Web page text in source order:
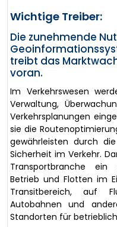
Wichtige Treiber:
Die zunehmende
treibt das
voran.
Im Verkehrswesen
Verwaltung,
Verkehrsplanungen
sie die
gewährleisten durch
Sicherheit im Verkehr.
Transportbranche
Betrieb und Flotten im
Transitbereich, auf
Autobahnen und
Standorten für